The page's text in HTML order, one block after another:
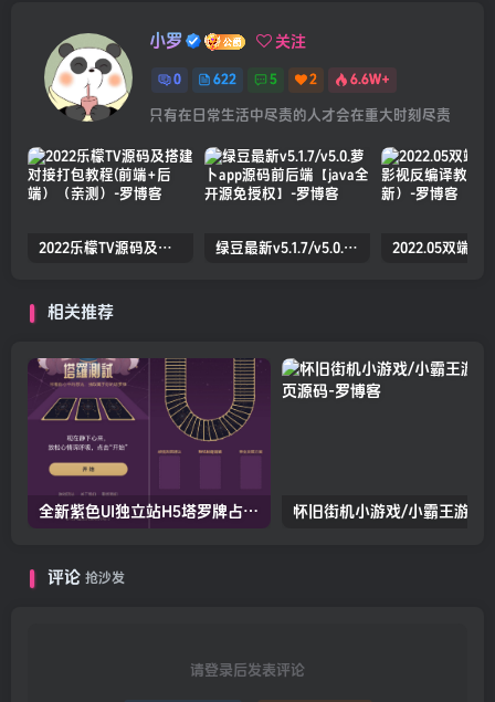
小罗 关注
0 622 5 2 6.6W+
只有在日常生活中尽责的人才会在重大时刻尽责
2022乐檬TV源码及搭建对接打包教程(前端+后端）（亲测） 绿豆最新v5.1.7/v5.0.萝卜app源码前后端【java全开源免授权】
相关推荐
全新紫色UI独立站H5塔罗牌占卜系统源码
评论 抢沙发
请登录后发表评论